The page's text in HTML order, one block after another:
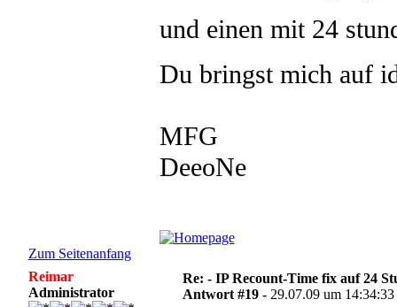
und einen mit 24
Du bringst mich auf
MFG
DeeoNe
Zum Seitenanfang
Reimar
Administrator
Re: - IP Recount-Time fix auf 24
Antwort #19 - 29.07.09 um 14:34:33